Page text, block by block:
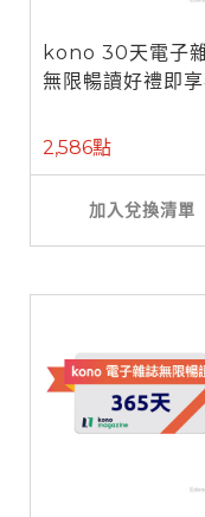
kono 30天電子
無限暢讀好禮即
2,586點
加入兌換清單